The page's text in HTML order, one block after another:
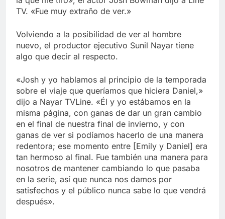
TV. «Fue muy extraño de ver.»
Volviendo a la posibilidad de ver al hombre
nuevo, el productor ejecutivo Sunil Nayar tiene
algo que decir al respecto.
«Josh y yo hablamos al principio de la temporada
sobre el viaje que queríamos que hiciera Daniel,»
dijo a Nayar TVLine. «Él y yo estábamos en la
misma página, con ganas de dar un gran cambio
en el final de nuestra final de invierno, y con
ganas de ver si podíamos hacerlo de una manera
redentora; ese momento entre [Emily y Daniel] era
tan hermoso al final. Fue también una manera para
nosotros de mantener cambiando lo que pasaba
en la serie, así que nunca nos damos por
satisfechos y el público nunca sabe lo que vendrá
después».